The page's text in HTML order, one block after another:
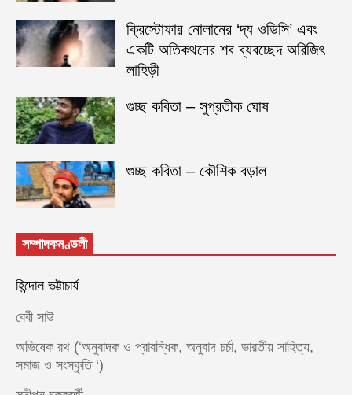
ক্রিস্টোফার নোলানের ‘দ্য ওডিসি’ এবং
একটি অতিকথনের শব ব্যবচ্ছেদ অরিজিৎ
লাহিড়ী
গুচ্ছ কবিতা – সুপ্রতীক ঘোষ
গুচ্ছ কবিতা – কৌশিক বড়াল
সম্পাদকমণ্ডলী
হিন্দোল ভট্টাচার্য
বেবী সাউ
অভিষেক রথ (‘অনুবাদক ও প্রাবন্ধিক, অনুবাদ চর্চা, ভারতীয় সাহিত্য,
সমাজ ও সংস্কৃতি ‘)